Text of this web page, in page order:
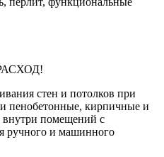
стен и потолков при
пенобетонные, кирпичные и
внутри помещений с
ручного и машинного